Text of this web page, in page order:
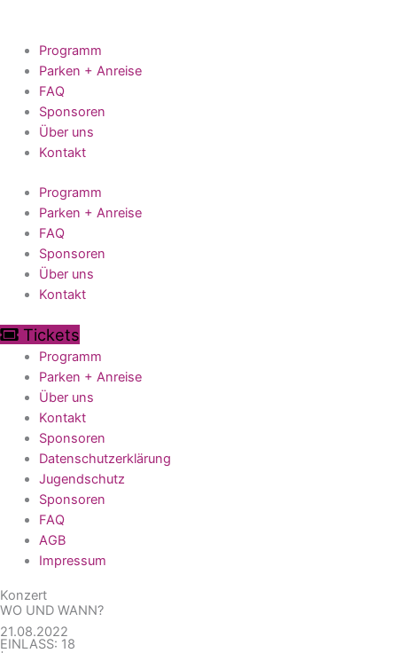
springenProgramm
Parken + Anreise
FAQ
Sponsoren
Über uns
Kontakt
Programm
Parken + Anreise
FAQ
Sponsoren
Über uns
Kontakt
Tickets
Programm
Parken + Anreise
Über uns
Kontakt
Sponsoren
Datenschutzerklärung
Jugendschutz
Sponsoren
FAQ
AGB
Impressum
Konzert
WO UND WANN?
21.08.2022
EINLASS: 18